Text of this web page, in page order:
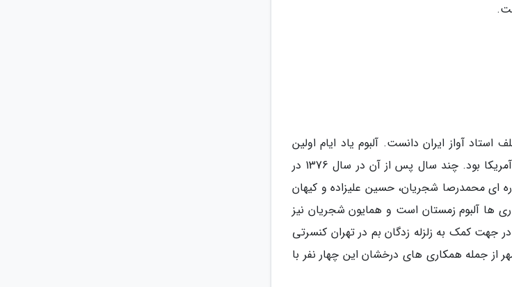
آواز ایران دانست. آلبوم یاد ایام اولین
همکاری همایون شجریان با پدر و استاد خود است که حاصل کنسرتی در آمریکا بود. چند سال پس از آن در سال 1376 در
ای محمدرصا شجریان، حسین علیزاده و کیهان
ها آلبوم زمستان است و همایون شجریان نیز
در این دوره با این گروه همکاری می کرد. این گروه چهار نفره در سال 1382 در جهت کمک به زلزله زدگان بم در تهران کنسرتی
از جمله همکاری های درخشان این چهار نفر با